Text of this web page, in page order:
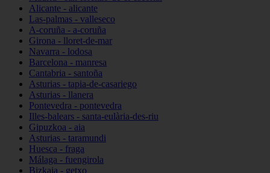
Alicante - alicante
Las-palmas - valleseco
A-coruña - a-coruña
Girona - lloret-de-mar
Navarra - lodosa
Barcelona - manresa
Cantabria - santoña
Asturias - tapia-de-casariego
Asturias - llanera
Pontevedra - pontevedra
Illes-balears - santa-eulària-des-riu
Gipuzkoa - aia
Asturias - taramundi
Huesca - fraga
Málaga - fuengirola
Bizkaia - getxo